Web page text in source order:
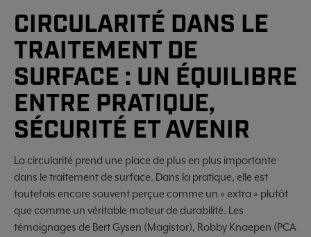
CIRCULARITÉ DANS LE
TRAITEMENT DE
SURFACE : UN ÉQUILIBRE
ENTRE PRATIQUE,
SÉCURITÉ ET AVENIR
La circularité prend une place de plus en plus importante
dans le traitement de surface. Dans la pratique, elle est
toutefois encore souvent perçue comme un « extra » plutôt
que comme un véritable moteur de durabilité. Les
témoignages de Bert Gysen (Magistor), Robby Knaepen (PCA